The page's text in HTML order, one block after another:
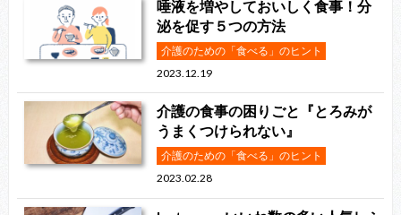
唾液を増やしておいしく食事！分
泌を促す５つの方法
介護のための「食べる」のヒント
2023.12.19
介護の食事の困りごと『とろみが
うまくつけられない』
介護のための「食べる」のヒント
2023.02.28